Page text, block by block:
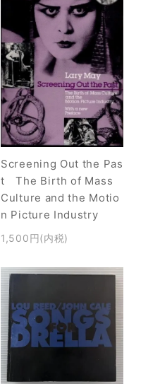
Screening Out the Pas
t The Birth of Mass
Culture and the Motio
n Picture Industry
1,500円(内税)